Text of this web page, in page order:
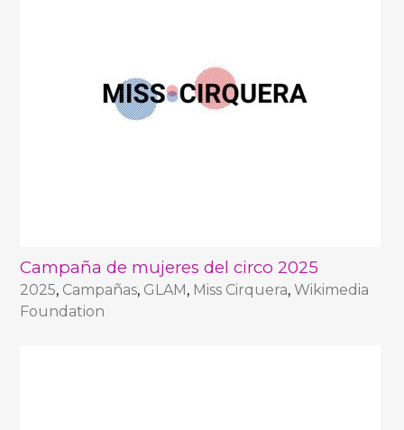
Campaña de mujeres del circo 2025
2025, Campañas, GLAM, Miss Cirquera,Wikimedia
Foundation